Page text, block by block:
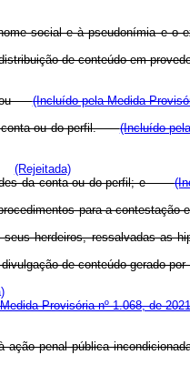
social e à pseudonímia e
distribuição de conteúdo em
ou(Incluído pela Medida
conta ou do perfil.(Incluído
(Rejeitada)
da conta ou do perfil; e
para a contestação
herdeiros, ressalvadas as
de conteúdo gerado
Provisória nº 1.068, de
à ação penal pública